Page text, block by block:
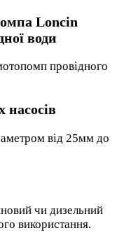
Loncin
води
провідного
насосів
від 25мм до
чи дизельний
використання.